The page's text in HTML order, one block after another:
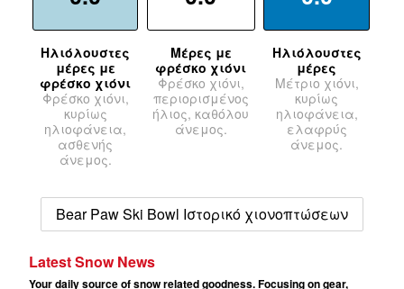
Ηλιόλουστες
μέρες με
φρέσκο χιόνι
Φρέσκο χιόνι,
κυρίως
ηλιοφάνεια,
ασθενής
άνεμος.
Μέρες με
φρέσκο χιόνι
Φρέσκο χιόνι,
περιορισμένος
ήλιος, καθόλου
άνεμος.
Ηλιόλουστες
μέρες
Μέτριο χιόνι,
κυρίως
ηλιοφάνεια,
ελαφρύς
άνεμος.
Bear Paw Ski Bowl Ιστορικό χιονοπτώσεων